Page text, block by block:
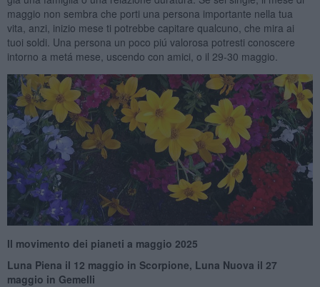
maggio non sembra che porti una persona importante nella tua
vita, anzi, inizio mese ti potrebbe capitare qualcuno, che mira ai
tuoi soldi. Una persona un poco piú valorosa potresti conoscere
intorno a metá mese, uscendo con amici, o il 29-30 maggio.
Il movimento dei pianeti a maggio 2025
Luna Piena il 12 maggio in Scorpione, Luna Nuova il 27
maggio in Gemelli